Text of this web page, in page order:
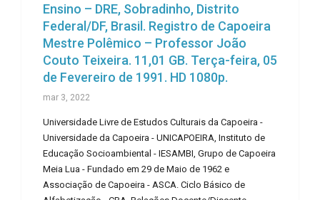
Ensino – DRE, Sobradinho, Distrito
Federal/DF, Brasil. Registro de Capoeira
Mestre Polêmico – Professor João
Couto Teixeira. 11,01 GB. Terça-feira, 05
de Fevereiro de 1991. HD 1080p.
mar 3, 2022
Universidade Livre de Estudos Culturais da Capoeira -
Universidade da Capoeira - UNICAPOEIRA, Instituto de
Educação Socioambiental - IESAMBI, Grupo de Capoeira
Meia Lua - Fundado em 29 de Maio de 1962 e
Associação de Capoeira - ASCA. Ciclo Básico de